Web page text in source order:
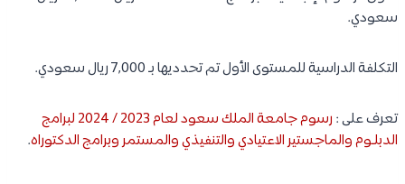
سعودي.
التكلفة الدراسية للمستوى الأول تم تحدديها بـ 7,000 ريال سعودي.
تعرف على :
رسوم جامعة الملك سعود لعام 2023 / 2024 لبرامج
الدبلـوم والماجستير الاعتيادي والتنفيذي والمستمر وبرامج الدكتوراه.